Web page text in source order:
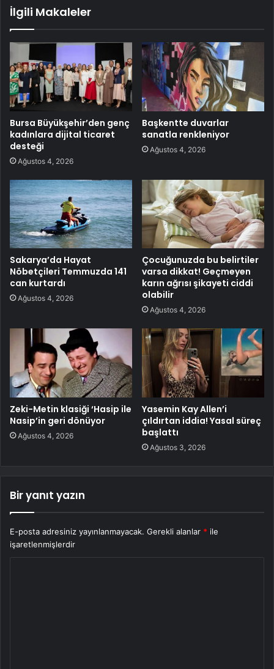
İlgili Makaleler
Bursa Büyükşehir’den genç
kadınlara dijital ticaret
desteği
Ağustos 4, 2026
Başkentte duvarlar
sanatla renkleniyor
Ağustos 4, 2026
Sakarya’da Hayat
Nöbetçileri Temmuzda 141
can kurtardı
Ağustos 4, 2026
Çocuğunuzda bu belirtiler
varsa dikkat! Geçmeyen
karın ağrısı şikayeti ciddi
olabilir
Ağustos 4, 2026
Zeki-Metin klasiği ‘Hasip ile
Nasip’in geri dönüyor
Ağustos 4, 2026
Yasemin Kay Allen’i
çıldırtan iddia! Yasal süreç
başlattı
Ağustos 3, 2026
Bir yanıt yazın
E-posta adresiniz yayınlanmayacak. Gerekli alanlar * ile
işaretlenmişlerdir